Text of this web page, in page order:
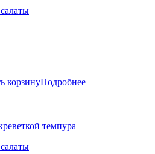
корзинуПодробнее